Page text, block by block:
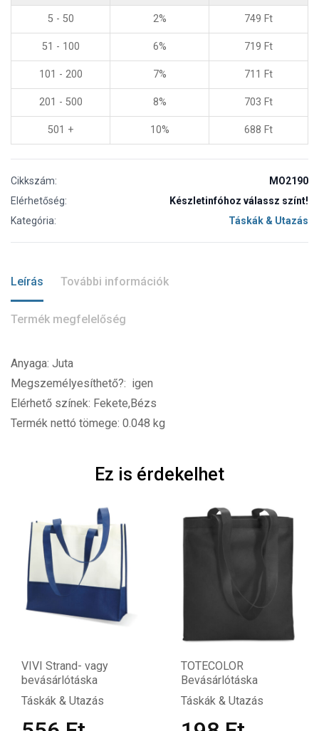
5 - 50 2% 749 Ft
51 - 100 6% 719 Ft
101 - 200 7% 711 Ft
201 - 500 8% 703 Ft
501 + 10% 688 Ft
Cikkszám:
MO2190
Elérhetőség:
Készletinfóhoz válassz színt!
Kategória:
Táskák & Utazás
Leírás További információk
Termék megfelelőség
Anyaga: Juta
Megszemélyesíthető?: igen
Elérhető színek: Fekete,Bézs
Termék nettó tömege: 0.048 kg
Ez is érdekelhet
Strand- vagy
& Utazás
TOTECOLOR
Bevásárlótáska
Táskák & Utazás